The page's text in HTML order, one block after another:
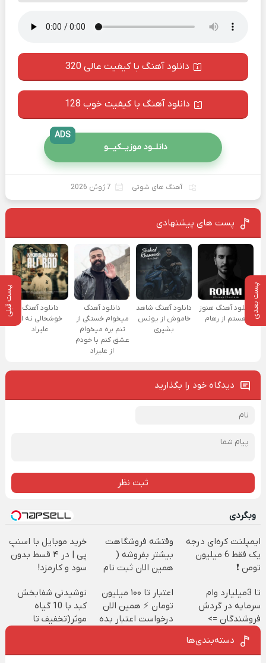
پست بعدی پست قبلی
دانلود آهنگ با کیفیت عالی 320
دانلود آهنگ با کیفیت خوب 128
دانلــود موزیــکیـــو
ADS
آهنگ های شوتی 7 ژوئن 2026
پست های پیشنهادی
دانلود آهنگ هنوز
هستم از رهام
دانلود آهنگ شاهد
خاموش از یونس
بشیری
دانلود آهنگ
میخوام خستگی از
تنم بره میخوام
عشق کنم با خودم
از علیراد
دانلود آهنگ
خوشحالی نه از
علیراد
دیدگاه خود را بگذارید
ثبت نظر
وبگردی
ایمپلنت کره‌ای درجه
یک فقط 6 میلیون
تومن ❗
وقتشه فروشگاهت
بیشتر بفروشه (
همین الان ثبت نام
خرید موبایل با اسنپ
پی | در ۴ قسط بدون
سود و کارمزد!
تا 3میلیارد وام
سرمایه در گردش
فروشندگان =>
فروشگاهت رو ثبت
اعتبار تا ۱۰۰ میلیون
تومان ⚡ همین الان
درخواست اعتبار بده
نوشیدنی شفابخش
کبد با 10 گیاه
موثر(تخفیف تا
دسته‌بندی‌ها